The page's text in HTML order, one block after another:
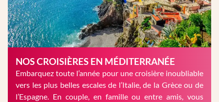
NOS CROISIÈRES EN MÉDITERRANÉE
Embarquez toute l’année pour une croisière inoubliable
vers les plus belles escales de l’Italie, de la Grèce ou de
l’Espagne. En couple, en famille ou entre amis, vous